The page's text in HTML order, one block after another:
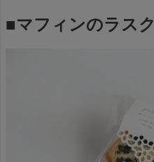
■マフィンのラスク